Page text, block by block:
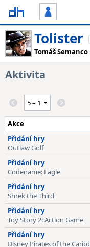
Tolister
Tomáš Semanco
Aktivita
Akce
Přidání hry
Outlaw Golf
Přidání hry
Codename: Eagle
Přidání hry
Shrek the Third
Přidání hry
Toy Story 2: Action Game
Přidání hry
Disney Pirates of the